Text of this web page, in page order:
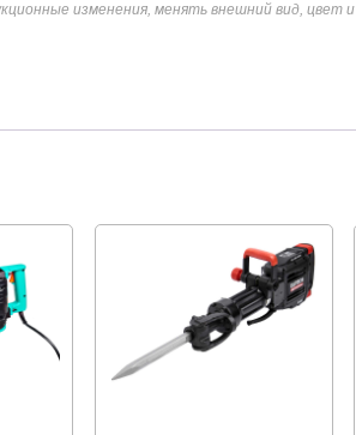
изменения, менять внешний вид, цвет